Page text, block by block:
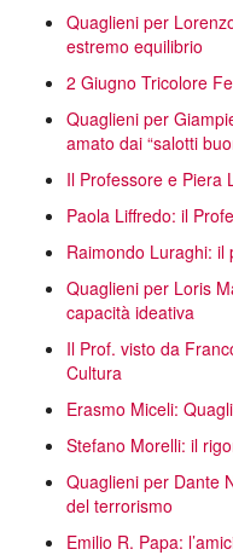
Quaglieni per
estremo equilibrio
2 Giugno Tricolore
Quaglieni per
amato dai “salotti
Il Professore e Piera
Paola Liffredo: il
Raimondo Luraghi:
Quaglieni per Loris
capacità ideativa
Il Prof. visto da
Cultura
Erasmo Miceli:
Stefano Morelli: il
Quaglieni per Dante
del terrorismo
Emilio R. Papa: